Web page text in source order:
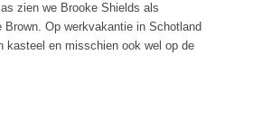
zien we Brooke Shields als
Brown. Op werkvakantie in Schotland
kasteel en misschien ook wel op de